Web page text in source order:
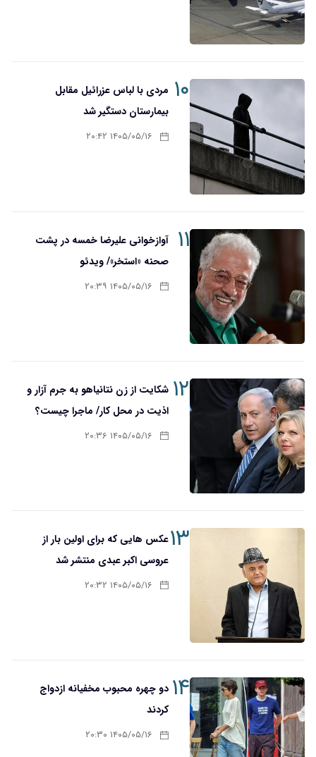
۱۰ مردی با لباس عزرائیل مقابل
بیمارستان دستگیر شد
۱۴۰۵/۰۵/۱۶ ۲۰:۴۲
۱۱
آوازخوانی علیرضا خمسه در پشت
صحنه «استخر»/ ویدئو
۱۴۰۵/۰۵/۱۶ ۲۰:۳۹
۱۲ شکایت از زن نتانیاهو به جرم آزار و
اذیت در محل کار/ ماجرا چیست؟
۱۴۰۵/۰۵/۱۶ ۲۰:۳۶
۱۳عکس هایی که برای اولین بار از
عروسی اکبر عبدی منتشر شد
۱۴۰۵/۰۵/۱۶ ۲۰:۳۲
۱۴ دو چهره محبوب مخفیانه ازدواج
کردند
۱۴۰۵/۰۵/۱۶ ۲۰:۳۰